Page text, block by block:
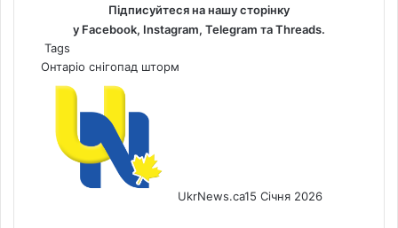
Підписуйтеся на нашу сторінку
у Facebook, Instagram, Telegram таThreads.
Tags
Онтаріо снігопад шторм
UkrNews.ca15 Січня 2026